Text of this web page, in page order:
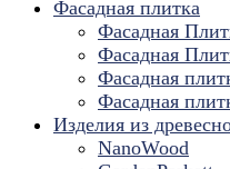
Фасадная плитка
Фасадная
Фасадная
Фасадная
Фасадная
Изделия из
NanoWood